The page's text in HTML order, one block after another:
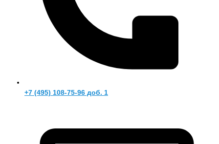
+7 (495) 108-75-96 доб. 1